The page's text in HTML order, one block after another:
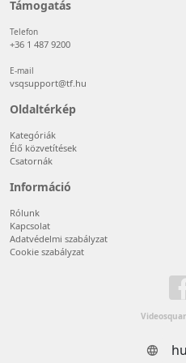
Támogatás
Telefon
+36 1 487 9200
E-mail
vsqsupport@tf.hu
Oldaltérkép
Kategóriák
Élő közvetítések
Csatornák
Információ
Rólunk
Kapcsolat
Adatvédelmi szabályzat
Cookie szabályzat